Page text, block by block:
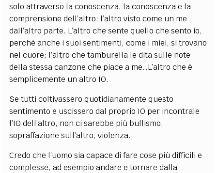
solo attraverso la conoscenza, la conoscenza e la
comprensione dell’altro: l’altro visto come un me
dall’altro parte. L’altro che sente quello che sento io,
perché anche i suoi sentimenti, come i miei, si trovano
nel cuore; l’altro che tamburella le dita sulle note
della stessa canzone che piace a me…L’altro che è
semplicemente un altro IO.
Se tutti coltivassero quotidianamente questo
sentimento e uscissero dal proprio IO per incontrale
l’IO dell’altro, non ci sarebbe più bullismo,
sopraffazione sull’altro, violenza.
Credo che l’uomo sia capace di fare cose più difficili e
complesse, ad esempio andare e tornare dalla